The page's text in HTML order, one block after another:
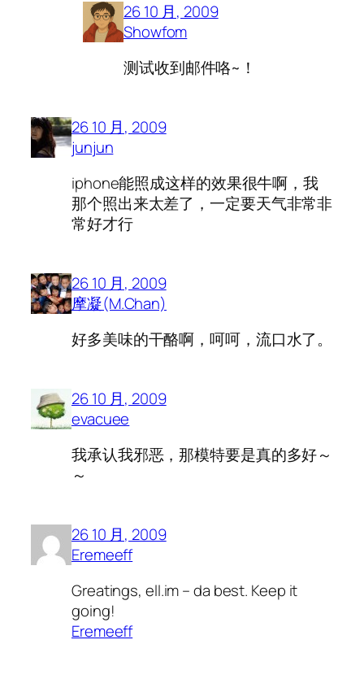
26 10 月, 2009
Showfom
测试收到邮件咯~！
26 10 月, 2009
junjun
iphone能照成这样的效果很牛啊，我
那个照出来太差了，一定要天气非常非
常好才行
26 10 月, 2009
摩凝(M.Chan)
好多美味的干酪啊，呵呵，流口水了。
26 10 月, 2009
evacuee
我承认我邪恶，那模特要是真的多好～
～
26 10 月, 2009
Eremeeff
Greatings, ell.im – da best. Keep it
going!
Eremeeff